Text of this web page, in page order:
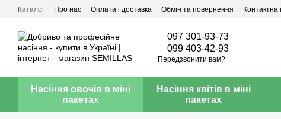
Перейти до основного контенту
Каталог Про нас Оплата і доставка Обмін та повернення Контактна
097 301-93-73
099 403-42-93
Передзвонити вам?
Насіння овочів в міні
пакетах
Насіння квітів в міні
пакетах